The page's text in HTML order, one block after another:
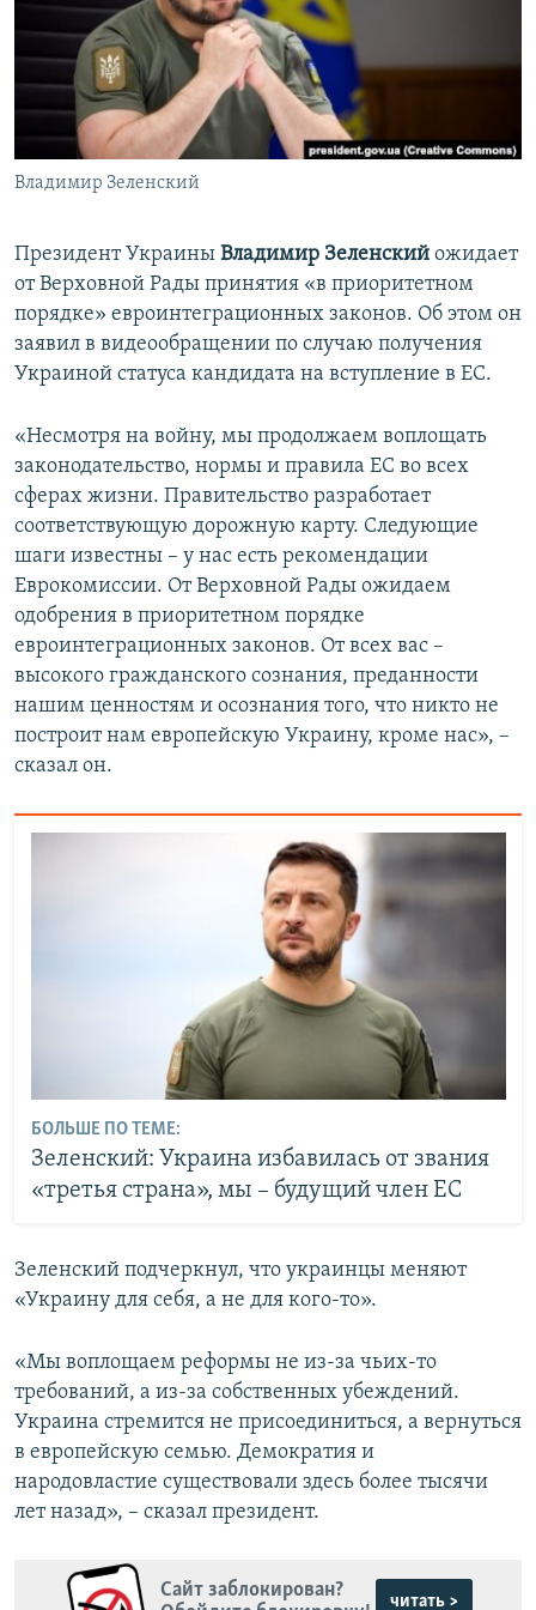
ПОБЕДИТЕЛЕЙ НЕ СУДЯТ?
КРЫМ.НЕПОКОРЕННЫЙ
ELIFBE
УКРАИНСКАЯ ПРОБЛЕМА КРЫМА
ПРИСОЕДИНЯЙТЕСЬ!
Все сайты RFE/RL
Владимир Зеленский
Президент Украины Владимир Зеленский ожидает
от Верховной Рады принятия «в приоритетном
порядке» евроинтеграционных законов. Об этом он
заявил в видеообращении по случаю получения
Украиной статуса кандидата на вступление в ЕС.
«Несмотря на войну, мы продолжаем воплощать
законодательство, нормы и правила ЕС во всех
сферах жизни. Правительство разработает
соответствующую дорожную карту. Следующие
шаги известны – у нас есть рекомендации
Еврокомиссии. От Верховной Рады ожидаем
одобрения в приоритетном порядке
евроинтеграционных законов. От всех вас –
высокого гражданского сознания, преданности
нашим ценностям и осознания того, что никто не
построит нам европейскую Украину, кроме нас», –
сказал он.
БОЛЬШЕ ПО ТЕМЕ:
Зеленский: Украина избавилась от звания
«третья страна», мы – будущий член ЕС
Зеленский подчеркнул, что украинцы меняют
«Украину для себя, а не для кого-то».
«Мы воплощаем реформы не из-за чьих-то
требований, а из-за собственных убеждений.
Украина стремится не присоединиться, а вернуться
в европейскую семью. Демократия и
народовластие существовали здесь более тысячи
лет назад», – сказал президент.
Сайт заблокирован?
читать >